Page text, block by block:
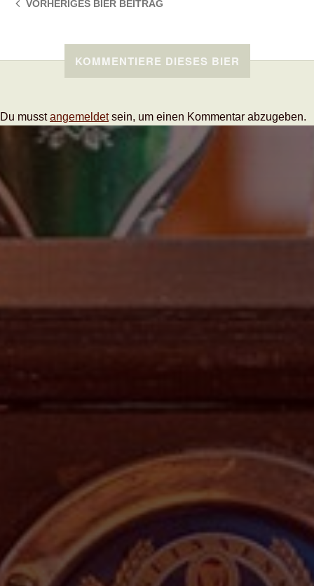
VORHERIGES BIER BEITRAG
KOMMENTIERE DIESES BIER
Du musstangemeldetsein, um einen Kommentar abzugeben.